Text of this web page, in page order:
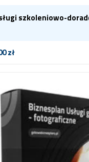
szkoleniowo-
zł